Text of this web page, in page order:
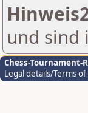
und sind
Chess-Tournament-
Legal details/Terms of